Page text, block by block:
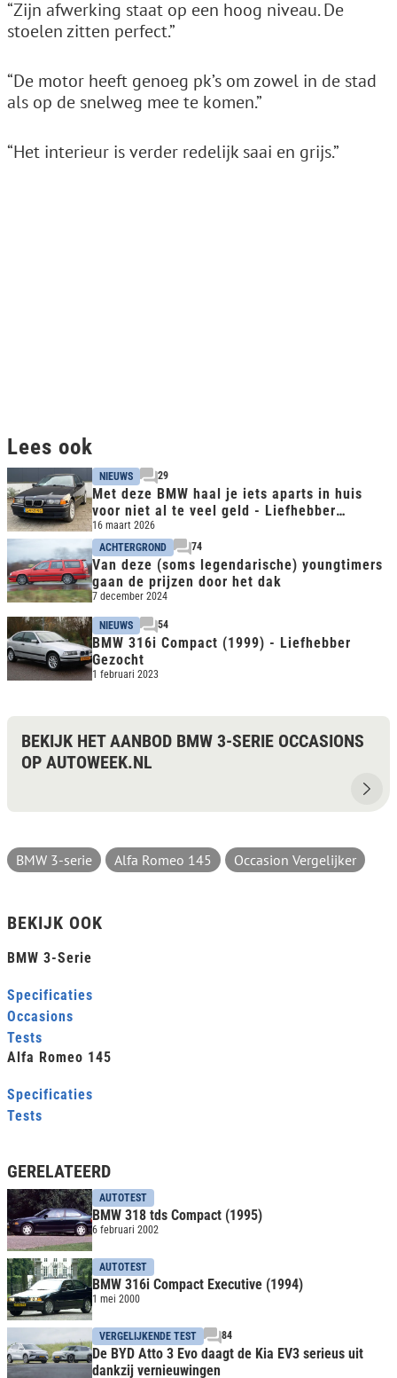
“Zijn afwerking staat op een hoog niveau. De
stoelen zitten perfect.”
“De motor heeft genoeg pk’s om zowel in de stad
als op de snelweg mee te komen.”
“Het interieur is verder redelijk saai en grijs.”
Lees ook
NIEUWS 29
Met deze BMW haal je iets aparts in huis
voor niet al te veel geld - Liefhebber
gezocht
16 maart 2026
ACHTERGROND
74
Van deze (soms legendarische) youngtimers
gaan de prijzen door het dak
7 december 2024
NIEUWS 54
BMW 316i Compact (1999) - Liefhebber
Gezocht
1 februari 2023
BEKIJK HET AANBOD BMW 3-SERIE OCCASIONS
OP AUTOWEEK.NL
BMW 3-serie Alfa Romeo 145 Occasion Vergelijker
BEKIJK OOK
BMW 3-Serie
Specificaties
Occasions
Tests
Alfa Romeo 145
Specificaties
Tests
GERELATEERD
AUTOTEST
BMW 318 tds Compact (1995)
6 februari 2002
AUTOTEST
BMW 316i Compact Executive (1994)
1 mei 2000
VERGELIJKENDE TEST 84
De BYD Atto 3 Evo daagt de Kia EV3 serieus uit
dankzij vernieuwingen